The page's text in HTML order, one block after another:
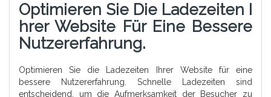
Optimieren Sie Die Ladezeiten I
Hrer Website Für Eine Bessere
Nutzererfahrung.
Optimieren Sie die Ladezeiten Ihrer Website für eine
bessere Nutzererfahrung. Schnelle Ladezeiten sind
entscheidend, um die Aufmerksamkeit der Besucher zu